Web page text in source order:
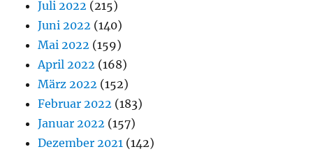
Juli 2022 (215)
Juni 2022 (140)
Mai 2022 (159)
April 2022 (168)
März 2022 (152)
Februar 2022 (183)
Januar 2022 (157)
Dezember 2021 (142)